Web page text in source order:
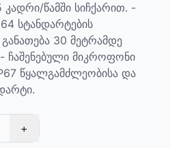
წამში სიჩქარით. -
სტანდარტების
30 მეტრამდე
ჩაშენებული მიკროფონი
წყალგამძლეობისა და
+